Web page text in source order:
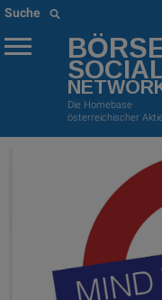
Suche
Die Homebase
österreichischer